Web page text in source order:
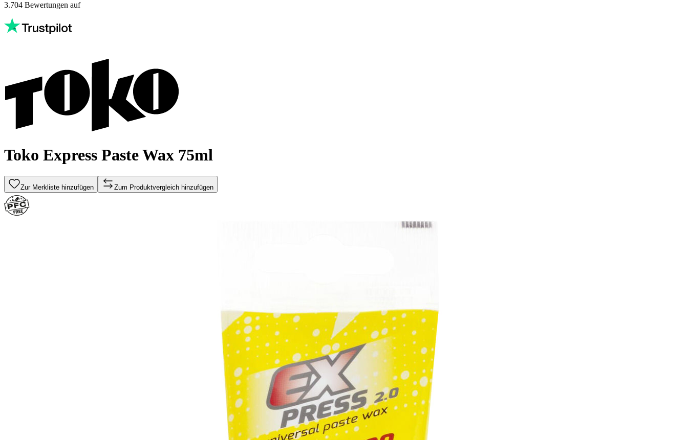
3.704 Bewertungen auf
Toko Express Paste Wax 75ml
Zur Merkliste hinzufügen Zum Produktvergleich hinzufügen